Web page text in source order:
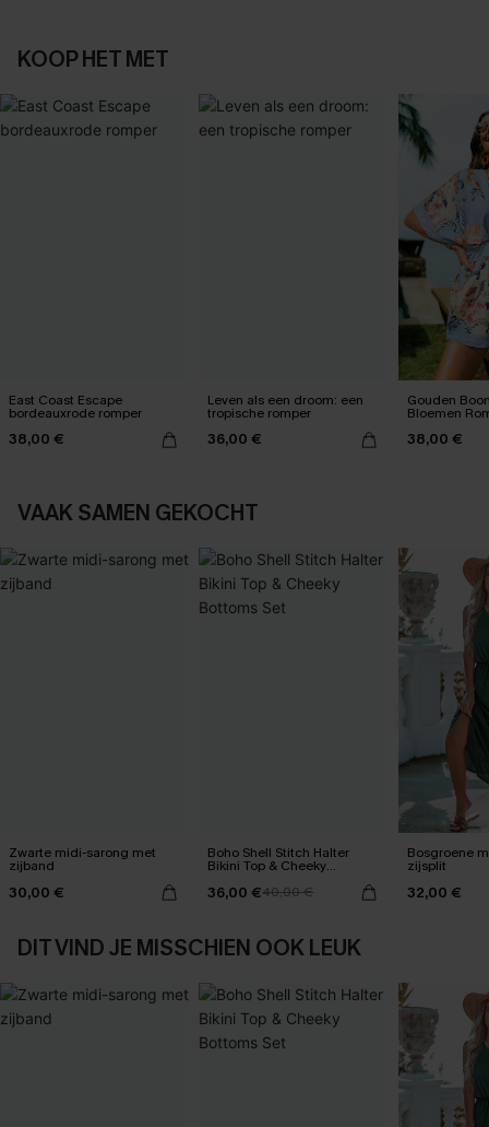
KOOP HET MET
East Coast Escape
bordeauxrode romper
38,00 €
Leven als een droom: een
tropische romper
36,00 €
Gouden
Bloemen
38,00 €
VAAK SAMEN GEKOCHT
Zwarte midi-sarong met
zijband
30,00 €
Boho Shell Stitch Halter
Bikini Top & Cheeky
36,00 €40,00 €
Bosgroene
zijsplit
32,00 €
DIT VIND JE MISSCHIEN OOK LEUK